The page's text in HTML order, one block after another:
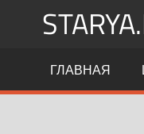
Перейти
шоу-
бизнеса
ГЛАВНАЯ